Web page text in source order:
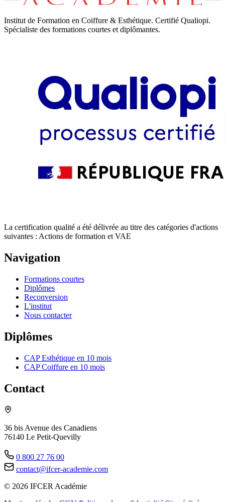
Institut de Formation en Coiffure & Esthétique. Certifié Qualiopi.
Spécialiste des formations courtes et diplômantes.
La certification qualité a été délivrée au titre des catégories d'actions
suivantes : Actions de formation et VAE
Navigation
Formations courtes
Diplômes
Reconversion
L'institut
Nous contacter
Diplômes
CAP Esthétique en 10 mois
CAP Coiffure en 10 mois
Contact
36 bis Avenue des Canadiens
76140 Le Petit-Quevilly
0 800 27 76 00
contact@ifcer-academie.com
© 2026 IFCER Académie